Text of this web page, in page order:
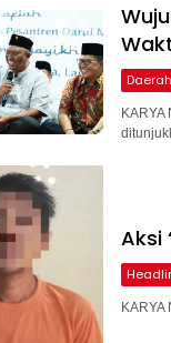
Daerah
KARYA
Aksi